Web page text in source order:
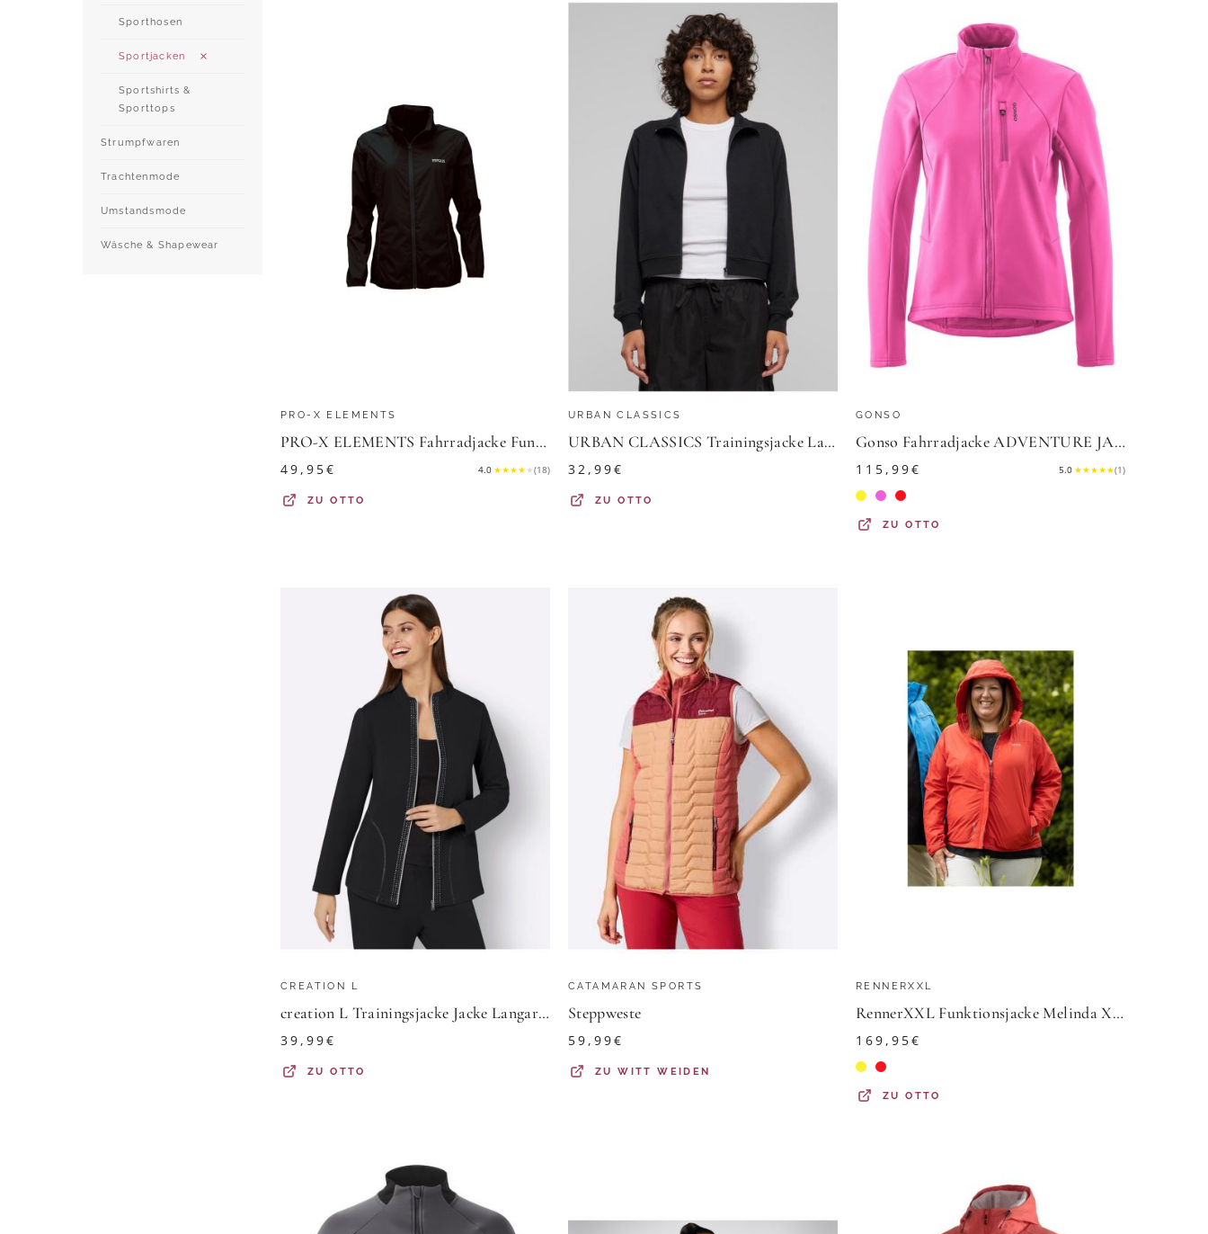
Sporthosen
Sportjacken
Sportshirts &
Sporttops
Strumpfwaren
Trachtenmode
Umstandsmode
Wäsche & Shapewear
PRO-X ELEMENTS
PRO-X ELEMENTS Fahrradjacke Funktionsjacke Bike Funktionsjacke LADY PACK able
49,95€ 4.0 ★★★★ ★(18)
ZUOTTO
URBAN CLASSICS
URBAN CLASSICS Trainingsjacke Ladies Light Terry Track Jacket
32,99€
ZUOTTO
GONSO
Gonso Fahrradjacke ADVENTURE JACKET SOFTSHELL W Damen Radjacke, atmungsaktiv, Slim Fit
115,99€ 5.0 ★★★★★(1)
ZUOTTO
CREATION L
creation L Trainingsjacke Jacke Langarm
39,99€
ZUOTTO
CATAMARAN SPORTS
Steppweste
59,99€
ZUWITT WEIDEN
RENNERXXL
RennerXXL Funktionsjacke Melinda XXL Funktionsjacke Damen Fahrradjacke große Größen Funktionsjacke Damen Fahrrad wasserdicht reflektierend große Größen
169,95€
ZUOTTO